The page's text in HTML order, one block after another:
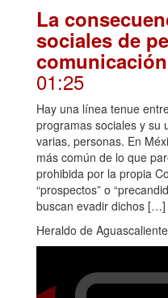
La
sociales de
01:25
Hay una línea tenue
programas sociales y su
varias, personas. En
más común de lo que
prohibida por la propia
“prospectos” o
buscan evadir dichos […]
Heraldo de